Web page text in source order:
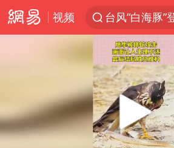
视频
克雷桑回应绝
人形机器人第
江苏昆山升
多地银行上调
上海地铁4条